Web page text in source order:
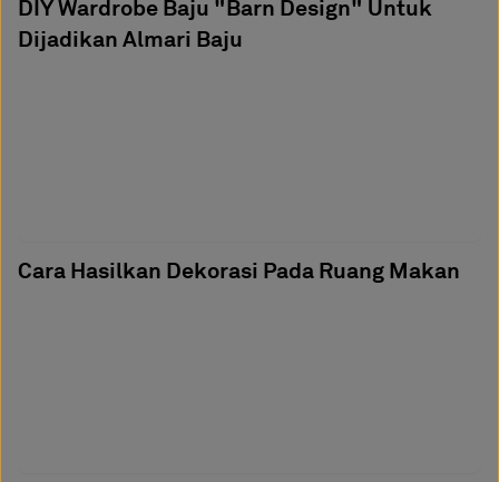
DIY Wardrobe Baju "Barn Design" Untuk
Dijadikan Almari Baju
Cara Hasilkan Dekorasi Pada Ruang Makan